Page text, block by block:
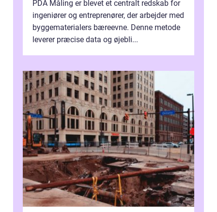
PDA Måling er blevet et centralt redskab for
ingeniører og entreprenører, der arbejder med
byggematerialers bæreevne. Denne metode
leverer præcise data og øjebli...